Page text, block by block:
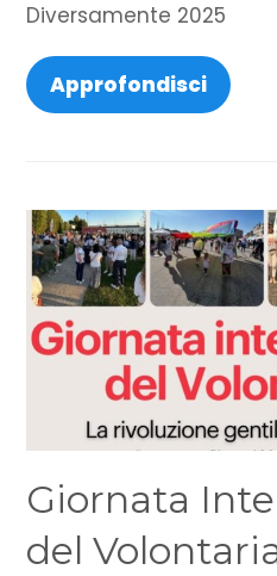
Diversamente 2025
Approfondisci
Giornata
del